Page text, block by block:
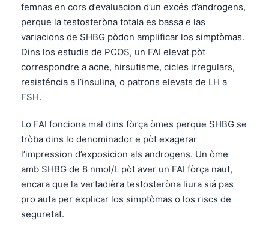
femnas en cors d’evaluacion d’un excés d’androgens,
perque la testosteròna totala es bassa e las
variacions de SHBG pòdon amplificar los simptòmas.
Dins los estudis de PCOS, un FAI elevat pòt
correspondre a acne, hirsutisme, cicles irregulars,
resisténcia a l’insulina, o patrons elevats de LH a
FSH.
Lo FAI fonciona mal dins fòrça òmes perque SHBG se
tròba dins lo denominador e pòt exagerar
l’impression d’exposicion als androgens. Un òme
amb SHBG de 8 nmol/L pòt aver un FAI fòrça naut,
encara que la vertadièra testosteròna liura siá pas
pro auta per explicar los simptòmas o los riscs de
seguretat.
Gàidhlig
العربية المغربية
Afrikaans
Монгол
ພາສາລາວ
Basa Jawa
ئۇيغۇرچە
Татар теле
Беларуская мова